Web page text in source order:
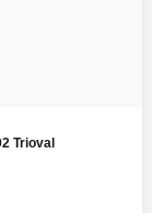
Trioval